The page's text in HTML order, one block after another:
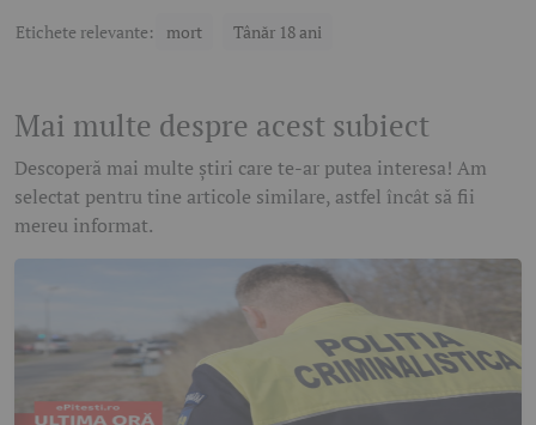
Etichete relevante: mort Tânăr 18 ani
Mai multe despre acest subiect
Descoperă mai multe știri care te-ar putea interesa! Am
selectat pentru tine articole similare, astfel încât să fii
mereu informat.